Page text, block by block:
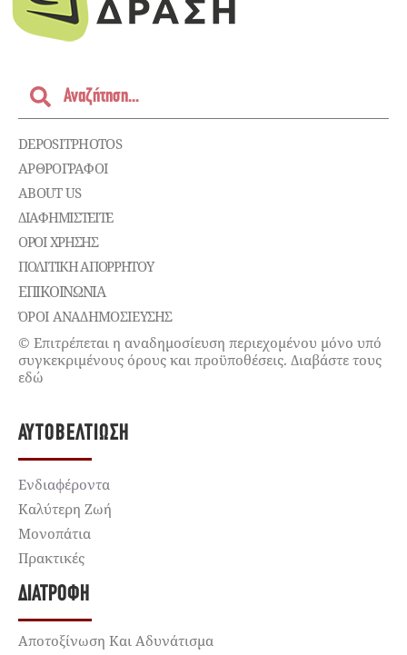
DEPOSITPHOTOS
ΑΡΘΡΟΓΡΑΦΟΙ
ABOUT US
ΔΙΑΦΗΜΙΣΤΕΊΤΕ
ΌΡΟΙ ΧΡΉΣΗΣ
ΠΟΛΙΤΙΚΉ ΑΠΟΡΡΉΤΟΥ
ΕΠΙΚΟΙΝΩΝΊΑ
ΌΡΟΙ ΑΝΑΔΗΜΟΣΙΕΥΣΗΣ
© Επιτρέπεται η αναδημοσίευση περιεχομένου μόνο υπό
συγκεκριμένους όρους και προϋποθέσεις. Διαβάστε τους
εδώ
ΑΥΤΟΒΕΛΤΊΩΣΗ
Ενδιαφέροντα
Καλύτερη Ζωή
Μονοπάτια
Πρακτικές
ΔΙΑΤΡΟΦΉ
Αποτοξίνωση Και Αδυνάτισμα